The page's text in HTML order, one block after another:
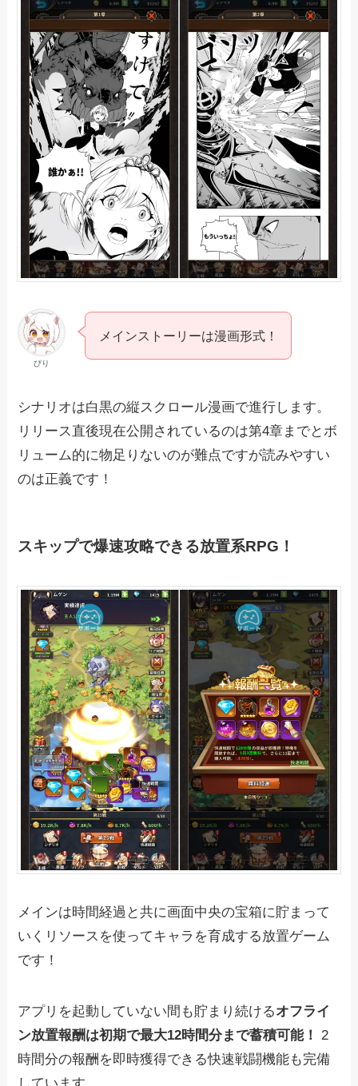
ぴり
メインストーリーは漫画形式！
シナリオは白黒の縦スクロール漫画で進行します。
リリース直後現在公開されているのは第4章までとボ
リューム的に物足りないのが難点ですが読みやすい
のは正義です！
スキップで爆速攻略できる放置系RPG！
メインは時間経過と共に画面中央の宝箱に貯まって
いくリソースを使ってキャラを育成する放置ゲーム
です！
アプリを起動していない間も貯まり続けるオフライ
ン放置報酬は初期で最大12時間分まで蓄積可能！
2
時間分の報酬を即時獲得できる快速戦闘機能も完備
しています。